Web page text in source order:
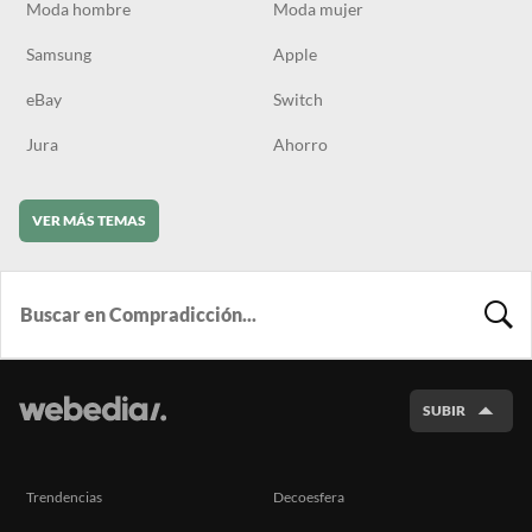
Moda hombre Moda mujer
Samsung Apple
eBay Switch
Jura Ahorro
VER MÁS TEMAS
SUBIR
Trendencias Decoesfera